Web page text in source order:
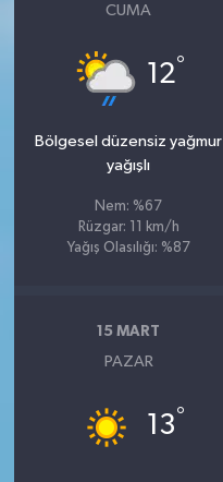
CUMA
12°
Bölgesel düzensiz yağmur
yağışlı
Nem: %67
Rüzgar: 11 km/h
Yağış Olasılığı: %87
15 MART
PAZAR
13°